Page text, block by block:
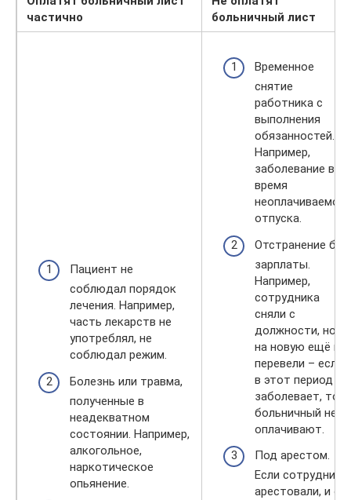
частично
больничный лист
Пациент не
соблюдал порядок
лечения. Например,
часть лекарств не
употреблял, не
соблюдал режим.
Болезнь или травма,
полученные в
неадекватном
состоянии. Например,
алкогольное,
наркотическое
опьянение.
Временное
снятие
работника с
выполнения
обязанностей.
Например,
заболевание во
время
неоплачиваемого
отпуска.
Отстранение без
зарплаты.
Например,
сотрудника
сняли с
должности, но
на новую ещё не
перевели – если
в этот период он
заболевает, то
больничный не
оплачивают.
Под арестом.
Если сотрудника
арестовали, и он